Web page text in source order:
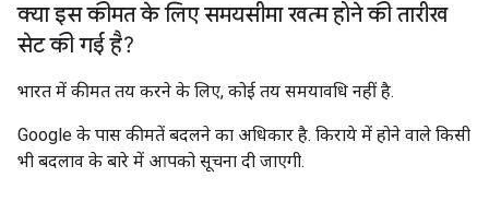
क्या इस कीमत के लिएसमयसीमा खत्म होने की तारीख
सेट की गई है?
भारत में कीमत तय करने के लिए, कोई तय समयावधि नहीं है.
Google के पास कीमतें बदलने का अधिकार है. किराये में होने वाले किसी
भी बदलाव के बारे में आपको सूचना दी जाएगी.